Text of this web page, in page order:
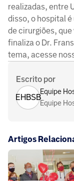
realizadas, entre
disso, o hospital
de cirurgiões, que
finaliza o Dr.
tema, acesse
Escrito por
EHBSB
Equipe
Equipe
Artigos